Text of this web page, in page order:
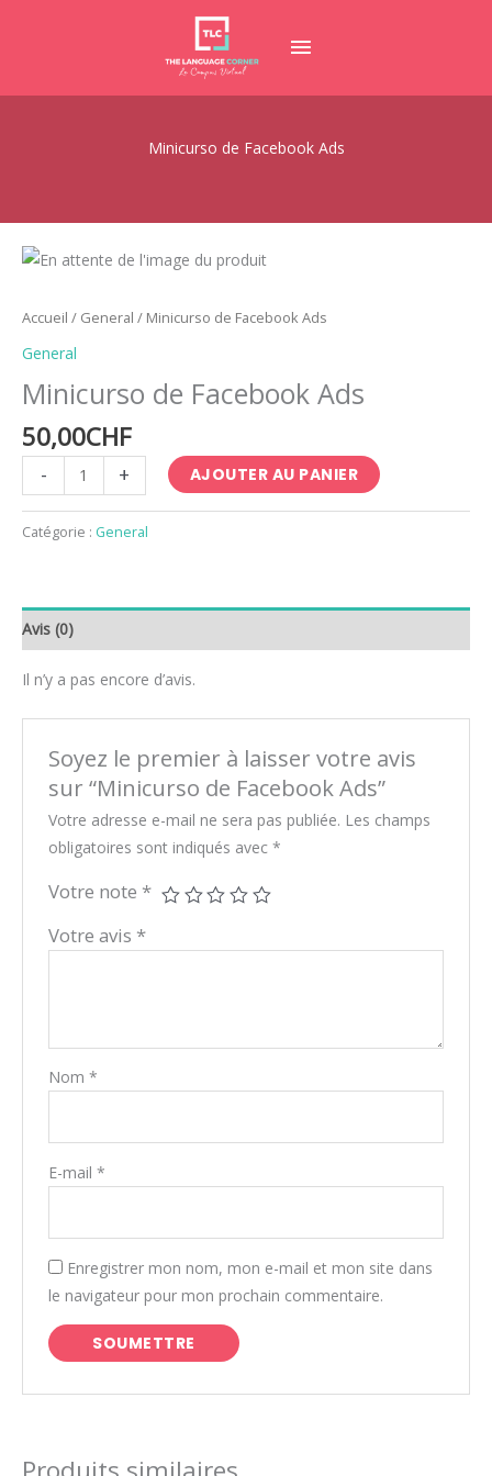
MENU
PRINCIPAL
Minicurso de Facebook Ads
Accueil / General / Minicurso de Facebook Ads
General
Minicurso de Facebook Ads
50,00CHF
-
quantité
Minicurso
Ads
+ AJOUTER AU PANIER
Catégorie : General
Avis (0)
Il n’y a pas encore d’avis.
Soyez le premier à laisser votre avis
sur “Minicurso de Facebook Ads”
Votre adresse e-mail ne sera pas publiée. Les champs
obligatoires sont indiqués avec*
Votre note *
Votre avis *
Nom*
E-mail*
Enregistrer mon nom, mon e-mail et mon site dans
le navigateur pour mon prochain commentaire.